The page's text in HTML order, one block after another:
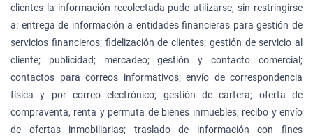
clientes la información recolectada pude utilizarse, sin restringirse
a: entrega de información a entidades financieras para gestión de
servicios financieros; fidelización de clientes; gestión de servicio al
cliente; publicidad; mercadeo; gestión y contacto comercial;
contactos para correos informativos; envío de correspondencia
física y por correo electrónico; gestión de cartera; oferta de
compraventa, renta y permuta de bienes inmuebles; recibo y envío
de ofertas inmobiliarias; traslado de información con fines